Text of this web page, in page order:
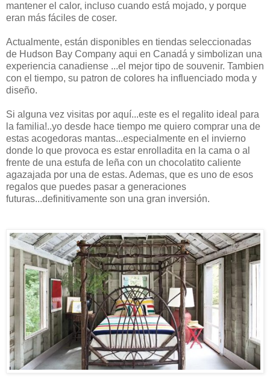
mantener el calor, incluso cuando está mojado, y porque
eran más fáciles de coser.
Actualmente, están disponibles en tiendas seleccionadas
de Hudson Bay Company aqui en Canadá y simbolizan una
experiencia canadiense ...el mejor tipo de souvenir. Tambien
con el tiempo, su patron de colores ha influenciado moda y
diseño.
Si alguna vez visitas por aquí...este es el regalito ideal para
la familia!..yo desde hace tiempo me quiero comprar una de
estas acogedoras mantas...especialmente en el invierno
donde lo que provoca es estar enrolladita en la cama o al
frente de una estufa de leña con un chocolatito caliente
agazajada por una de estas. Ademas, que es uno de esos
regalos que puedes pasar a generaciones
futuras...definitivamente son una gran inversión.